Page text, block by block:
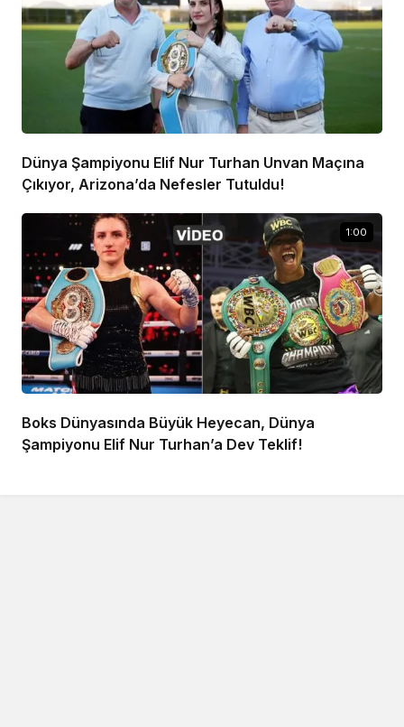
Dünya Şampiyonu Elif Nur Turhan Unvan Maçına
Çıkıyor, Arizona’da Nefesler Tutuldu!
1:00
Boks Dünyasında Büyük Heyecan, Dünya
Şampiyonu Elif Nur Turhan’a Dev Teklif!